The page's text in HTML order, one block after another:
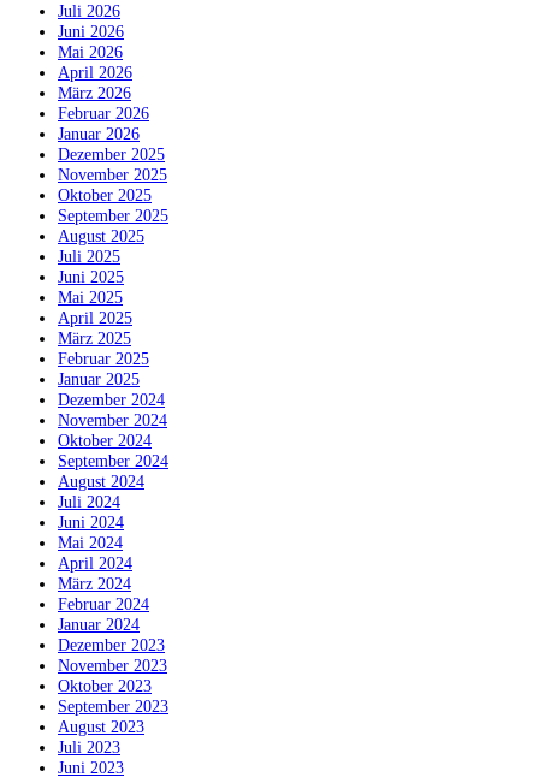
Juli 2026
Juni 2026
Mai 2026
April 2026
März 2026
Februar 2026
Januar 2026
Dezember 2025
November 2025
Oktober 2025
September 2025
August 2025
Juli 2025
Juni 2025
Mai 2025
April 2025
März 2025
Februar 2025
Januar 2025
Dezember 2024
November 2024
Oktober 2024
September 2024
August 2024
Juli 2024
Juni 2024
Mai 2024
April 2024
März 2024
Februar 2024
Januar 2024
Dezember 2023
November 2023
Oktober 2023
September 2023
August 2023
Juli 2023
Juni 2023